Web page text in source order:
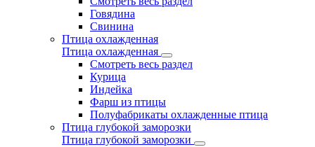
Говядина
Свинина
Птица охлажденная
Птица охлажденная
Смотреть весь раздел
Курица
Индейка
Фарш из птицы
Полуфабрикаты охлажденные птица
Птица глубокой заморозки
Птица глубокой заморозки